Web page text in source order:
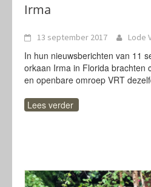
Irma
13 september 2017 Lode
In hun nieuwsberichten van 11
orkaan Irma in Florida brachten
en openbare omroep VRT
Lees verder